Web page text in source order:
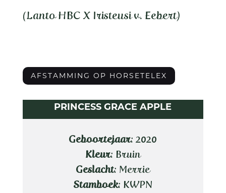
(Lanto HBC X Iristeusi v. Eebert)
AFSTAMMING OP HORSETELEX
PRINCESS GRACE APPLE
Geboortejaar: 2020
Kleur: Bruin
Geslacht: Merrie
Stamboek: KWPN